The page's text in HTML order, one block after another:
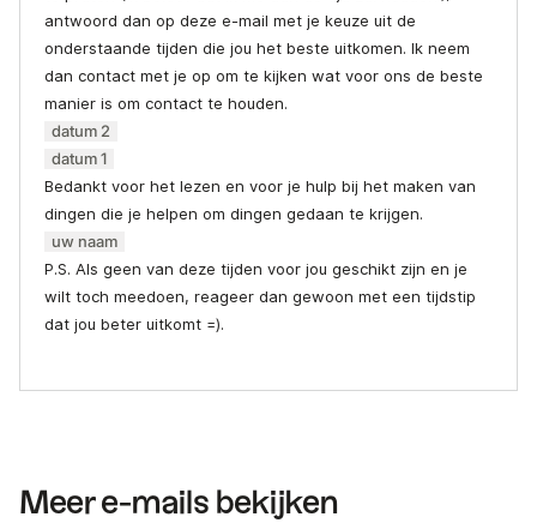
antwoord dan op deze e-mail met je keuze uit de
onderstaande tijden die jou het beste uitkomen. Ik neem
dan contact met je op om te kijken wat voor ons de beste
manier is om contact te houden.
datum 2
datum 1
Bedankt voor het lezen en voor je hulp bij het maken van
dingen die je helpen om dingen gedaan te krijgen.
uw naam
P.S. Als geen van deze tijden voor jou geschikt zijn en je
wilt toch meedoen, reageer dan gewoon met een tijdstip
dat jou beter uitkomt =).
Meer e-mails bekijken